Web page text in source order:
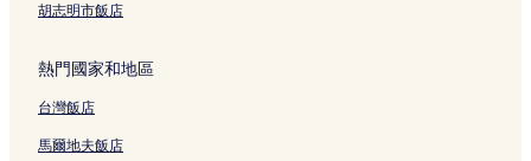
胡志明市飯店
熱門國家和地區
台灣飯店
馬爾地夫飯店